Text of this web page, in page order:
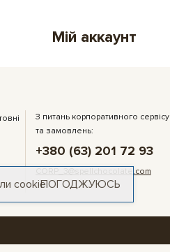
Мій аккаунт
З питань корпоративного сервісу
та замовлень:
+380 (63) 201 72 93
CORP_3@spellchocolate.com
cookieПОГОДЖУЮСЬ